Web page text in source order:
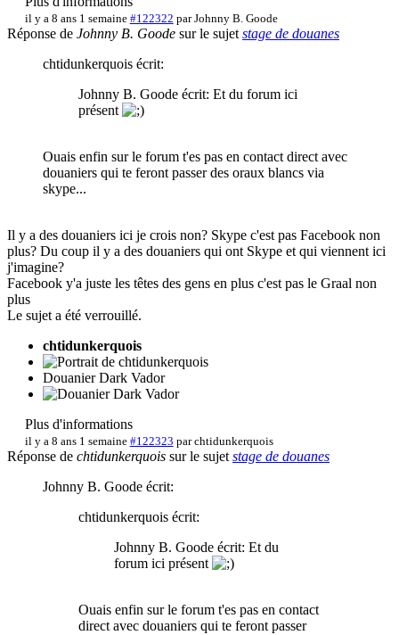
il y a 8 ans 1 semaine #122322 parJohnny B. Goode
Réponse de Johnny B. Goode sur le sujet stage de douanes
chtidunkerquois écrit:
Johnny B. Goode écrit: Et du forum ici
présent
Ouais enfin sur le forum t'es pas en contact direct avec
douaniers qui te feront passer des oraux blancs via
skype...
Il y a des douaniers ici je crois non? Skype c'est pas Facebook non
plus? Du coup il y a des douaniers qui ont Skype et qui viennent ici
j'imagine?
Facebook y'a juste les têtes des gens en plus c'est pas le Graal non
plus
Le sujet a été verrouillé.
chtidunkerquois
Douanier Dark Vador
Plus d'informations
il y a 8 ans 1 semaine #122323 parchtidunkerquois
Réponse de chtidunkerquois sur le sujet stage de douanes
Johnny B. Goode écrit:
chtidunkerquois écrit:
Johnny B. Goode écrit: Et du
forum ici présent
Ouais enfin sur le forum t'es pas en contact
direct avec douaniers qui te feront passer